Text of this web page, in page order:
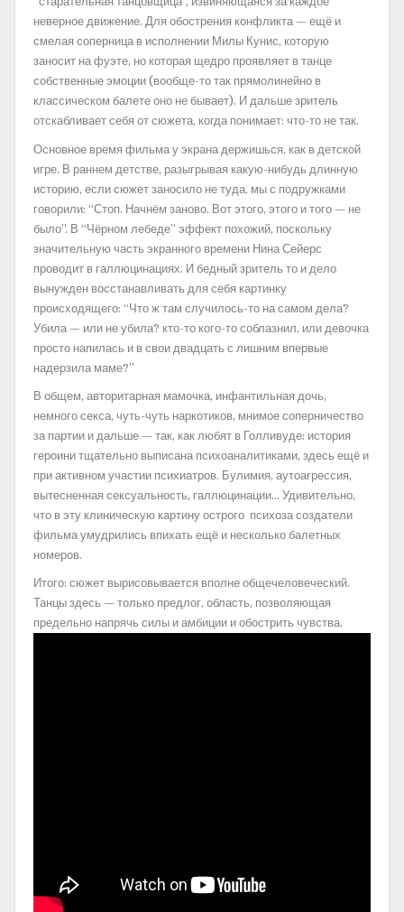
неверное движение. Для обострения конфликта — ещё и
смелая соперница в исполнении Милы Кунис, которую
заносит на фуэте, но которая щедро проявляет в танце
собственные эмоции (вообще-то так прямолинейно в
классическом балете оно не бывает). И дальше зритель
отскабливает себя от сюжета, когда понимает: что-то не так.
Основное время фильма у экрана держишься, как в детской
игре. В раннем детстве, разыгрывая какую-нибудь длинную
историю, если сюжет заносило не туда, мы с подружками
говорили: “Стоп. Начнём заново. Вот этого, этого и того — не
было”. В “Чёрном лебеде” эффект похожий, поскольку
значительную часть экранного времени Нина Сейерс
проводит в галлюцинациях. И бедный зритель то и дело
вынужден восстанавливать для себя картинку
происходящего: “Что ж там случилось-то на самом дела?
Убила — или не убила? кто-то кого-то соблазнил, или девочка
просто напилась и в свои двадцать с лишним впервые
надерзила маме?”
В общем, авторитарная мамочка, инфантильная дочь,
немного секса, чуть-чуть наркотиков, мнимое соперничество
за партии и дальше — так, как любят в Голливуде: история
героини тщательно выписана психоаналитиками, здесь ещё и
при активном участии психиатров. Булимия, аутоагрессия,
вытесненная сексуальность, галлюцинации… Удивительно,
что в эту клиническую картину острого психоза создатели
фильма умудрились впихать ещё и несколько балетных
номеров.
Итого: сюжет вырисовывается вполне общечеловеческий.
Танцы здесь — только предлог, область, позволяющая
предельно напрячь силы и амбиции и обострить чувства.